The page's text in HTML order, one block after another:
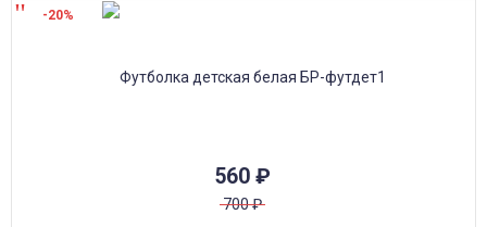
560 ₽
700₽
-20%